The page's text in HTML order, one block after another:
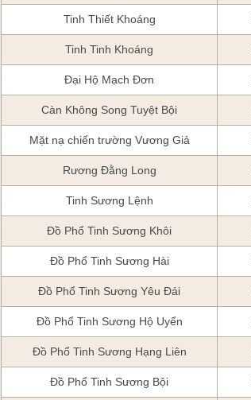
Tinh Thiết Khoáng
Tinh Tinh Khoáng
Đại Hộ Mạch Đơn
Càn Không Song Tuyệt Bội
Mặt nạ chiến trường Vương Giả
Rương Đằng Long
Tinh Sương Lệnh
Đồ Phổ Tinh Sương Khôi
Đồ Phổ Tinh Sương Hài
Đồ Phổ Tinh Sương Yêu Đái
Đồ Phổ Tinh Sương Hộ Uyển
Đồ Phổ Tinh Sương Hạng Liên
Đồ Phổ Tinh Sương Bội